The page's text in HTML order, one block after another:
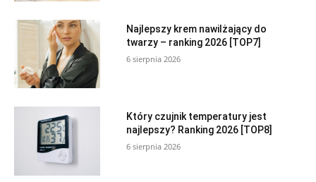
Najlepszy krem nawilżający do
twarzy – ranking 2026 [TOP7]
6 sierpnia 2026
Który czujnik temperatury jest
najlepszy? Ranking 2026 [TOP8]
6 sierpnia 2026